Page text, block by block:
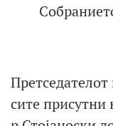
сите присутни